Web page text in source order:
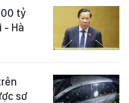
tỷ
- Hà
sơ